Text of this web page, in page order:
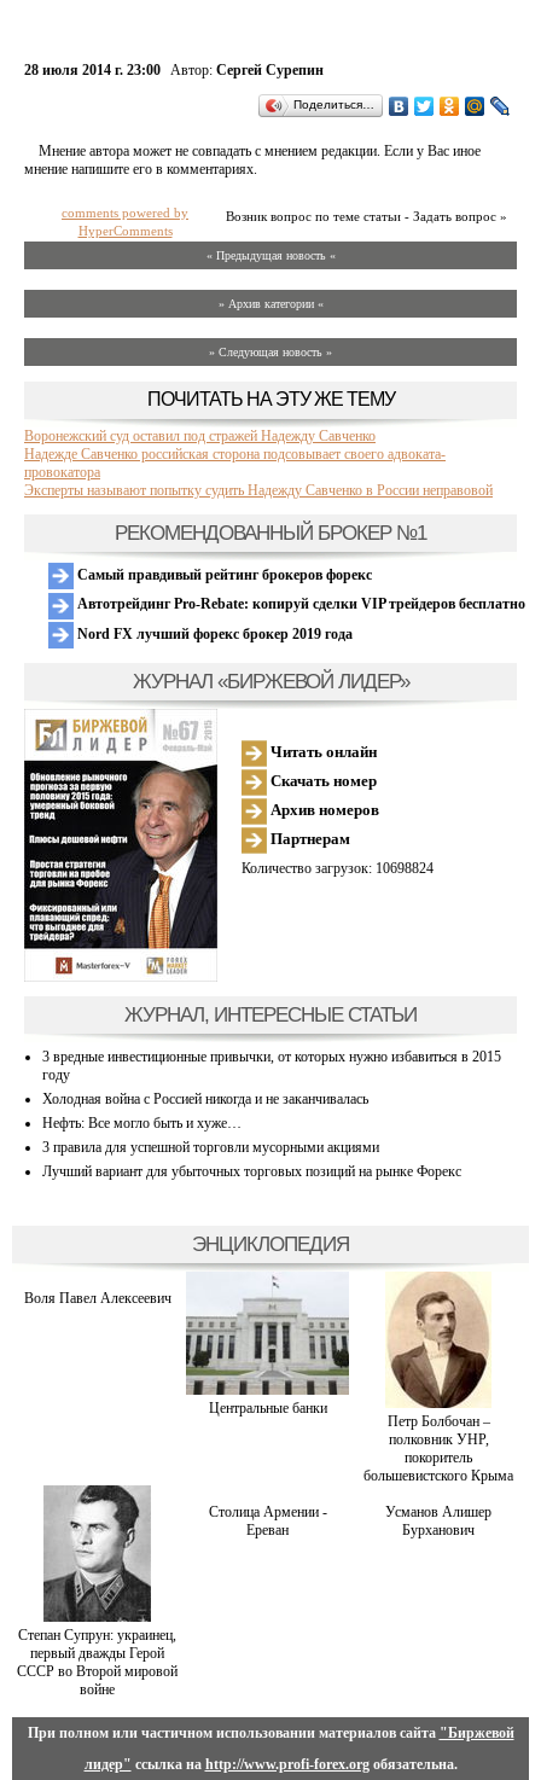
28 июля 2014 г. 23:00 Автор: Сергей Сурепин
Поделиться…
Мнение автора может не совпадать с мнением редакции. Если у Вас иное
мнение напишите его в комментариях.
Возник вопрос по теме статьи - Задать вопрос »
comments powered by
HyperComments
« Предыдущая новость «
» Архив категории «
» Следующая новость »
ПОЧИТАТЬ НА ЭТУ ЖЕ ТЕМУ
Воронежский суд оставил под стражей Надежду Савченко
Надежде Савченко российская сторона подсовывает своего адвоката-
провокатора
Эксперты называют попытку судить Надежду Савченко в России неправовой
РЕКОМЕНДОВАННЫЙ БРОКЕР №1
Самый правдивый рейтинг брокеров форекс
Автотрейдинг Pro-Rebate: копируй сделки VIP трейдеров бесплатно
Nord FX лучший форекс брокер 2019 года
ЖУРНАЛ «БИРЖЕВОЙ ЛИДЕР»
Читать онлайн
Скачать номер
Архив номеров
Партнерам
Количество загрузок: 10698824
ЖУРНАЛ, ИНТЕРЕСНЫЕ СТАТЬИ
3 вредные инвестиционные привычки, от которых нужно избавиться в 2015
году
Холодная война с Россией никогда и не заканчивалась
Нефть: Все могло быть и хуже…
3 правила для успешной торговли мусорными акциями
Лучший вариант для убыточных торговых позиций на рынке Форекс
ЭНЦИКЛОПЕДИЯ
Воля Павел Алексеевич
Центральные банки
Петр Болбочан –
полковник УНР,
покоритель
большевистского Крыма
Степан Супрун: украинец,
первый дважды Герой
СССР во Второй мировой
войне
Столица Армении -
Ереван
Усманов Алишер
Бурханович
При полном или частичном использовании материалов сайта "Биржевой
лидер" ссылка на http://www.profi-forex.orgобязательна.